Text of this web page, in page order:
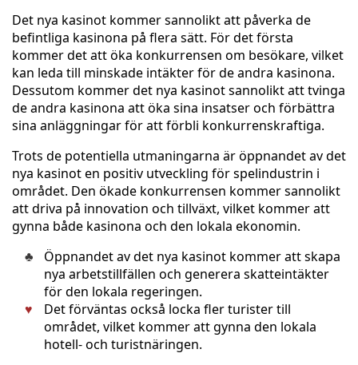
Det nya kasinot kommer sannolikt att påverka de
befintliga kasinona på flera sätt. För det första
kommer det att öka konkurrensen om besökare, vilket
kan leda till minskade intäkter för de andra kasinona.
Dessutom kommer det nya kasinot sannolikt att tvinga
de andra kasinona att öka sina insatser och förbättra
sina anläggningar för att förbli konkurrenskraftiga.
Trots de potentiella utmaningarna är öppnandet av det
nya kasinot en positiv utveckling för spelindustrin i
området. Den ökade konkurrensen kommer sannolikt
att driva på innovation och tillväxt, vilket kommer att
gynna både kasinona och den lokala ekonomin.
Öppnandet av det nya kasinot kommer att skapa
nya arbetstillfällen och generera skatteintäkter
för den lokala regeringen.
Det förväntas också locka fler turister till
området, vilket kommer att gynna den lokala
hotell- och turistnäringen.